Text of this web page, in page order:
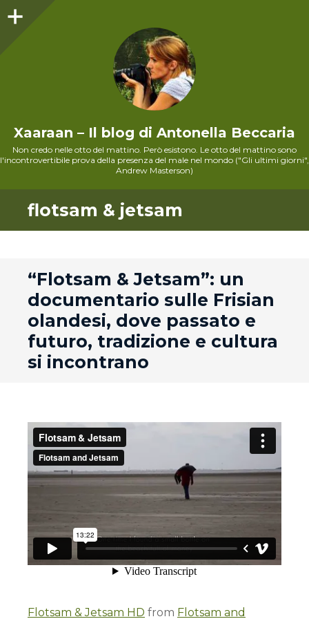
Xaaraan – Il blog di Antonella Beccaria
Non credo nelle otto del mattino. Però esistono. Le otto del mattino sono
l'incontrovertibile prova della presenza del male nel mondo ("Gli ultimi giorni",
Andrew Masterson)
flotsam & jetsam
“Flotsam & Jetsam”: un
documentario sulle Frisian
olandesi, dove passato e
futuro, tradizione e cultura
si incontrano
Flotsam & Jetsam HD from Flotsam and